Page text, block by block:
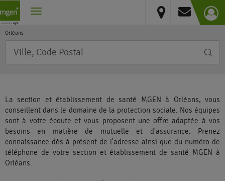
Loiret
Orléans
Vous résidez hors France métropolitaine et DOM
La section et établissement de santé MGEN à Orléans, vous
conseillent dans le domaine de la protection sociale. Nos équipes
sont à votre écoute et vous proposent une offre adaptée à vos
besoins en matière de mutuelle et d'assurance. Prenez
connaissance dès à présent de l'adresse ainsi que du numéro de
téléphone de votre section et établissement de santé MGEN à
Orléans.